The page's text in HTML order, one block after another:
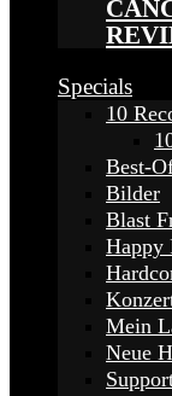
Specials
10
Best-
Bilder
Blast
Happy
Mein
Neue